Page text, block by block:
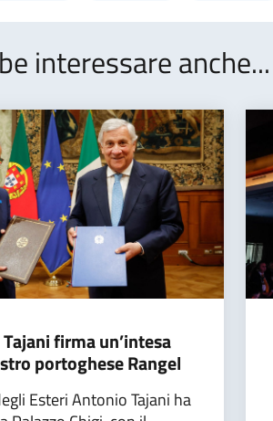
interessare anche...
firma un’intesa
portoghese Rangel
Esteri Antonio Tajani ha